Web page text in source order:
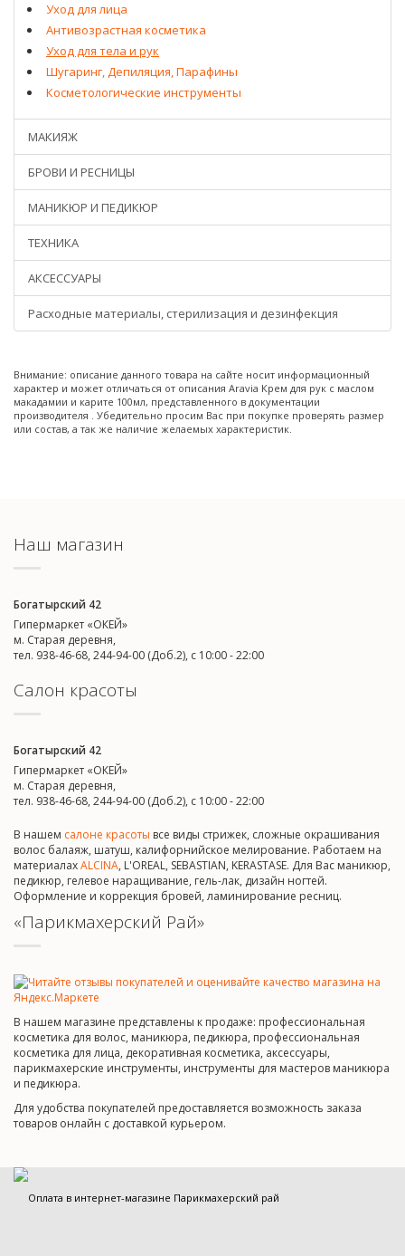
Уход для лица
Антивозрастная косметика
Уход для тела и рук
Шугаринг, Депиляция, Парафины
Косметологические инструменты
МАКИЯЖ
БРОВИ И РЕСНИЦЫ
МАНИКЮР И ПЕДИКЮР
ТЕХНИКА
АКСЕССУАРЫ
Расходные материалы, стерилизация и дезинфекция
Внимание: описание данного товара на сайте носит информационный
характер и может отличаться от описания Aravia Крем для рук с маслом
макадамии и карите 100мл, представленного в документации
производителя . Убедительно просим Вас при покупке проверять размер
или состав, а так же наличие желаемых характеристик.
Наш магазин
Богатырский 42
Гипермаркет «ОКЕЙ»
м. Старая деревня,
тел. 938-46-68, 244-94-00 (Доб.2), c 10:00 - 22:00
Салон красоты
Богатырский 42
Гипермаркет «ОКЕЙ»
м. Старая деревня,
тел. 938-46-68, 244-94-00 (Доб.2), c 10:00 - 22:00
В нашем салоне красоты все виды стрижек, сложные окрашивания
волос балаяж, шатуш, калифорнийское мелирование. Работаем на
материалахALCINA, L'OREAL, SEBASTIAN, KERASTASE. Для Вас маникюр,
педикюр, гелевое наращивание, гель-лак, дизайн ногтей.
Оформление и коррекция бровей, ламинирование ресниц.
«Парикмахерский Рай»
В нашем магазине представлены к продаже: профессиональная
косметика для волос, маникюра, педикюра, профессиональная
косметика для лица, декоративная косметика, аксессуары,
парикмахерские инструменты, инструменты для мастеров маникюра
и педикюра.
Для удобства покупателей предоставляется возможность заказа
товаров онлайн с доставкой курьером.